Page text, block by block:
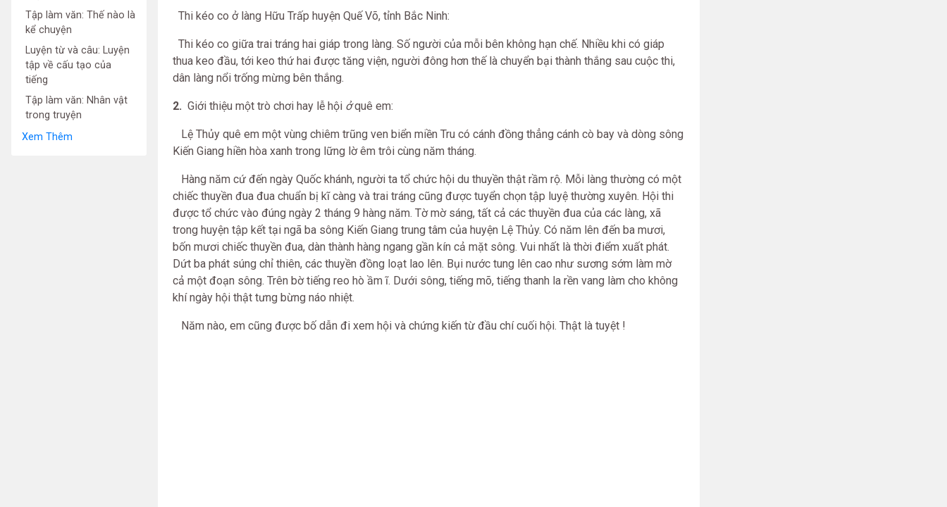
Tập làm văn: Thế nào là
kể chuyện
Luyện từ và câu: Luyện
tập về cấu tạo của
tiếng
Tập làm văn: Nhân vật
trong truyện
Xem Thêm
Thi kéo co ở làng Hữu Trấp huyện Quế Võ, tỉnh Bắc Ninh:
Thi kéo co giữa trai tráng hai giáp trong làng. Số người của mỗi bên không hạn chế. Nhiều khi có giáp
thua keo đầu, tới keo thứ hai được tăng viện, người đông hơn thế là chuyển bại thành thắng sau cuộc thi,
dân làng nổi trống mừng bên thắng.
2. Giới thiệu một trò chơi hay lễ hội ởquê em:
Lệ Thủy quê em một vùng chiêm trũng ven biển miền Tru có cánh đồng thẳng cánh cò bay và dòng sông
Kiến Giang hiền hòa xanh trong lững lờ êm trôi cùng năm tháng.
Hàng năm cứ đến ngày Quốc khánh, người ta tổ chức hội du thuyền thật rầm rộ. Mỗi làng thường có một
chiếc thuyền đua đua chuẩn bị kĩ càng và trai tráng cũng được tuyển chọn tập luyệ thường xuyên. Hội thi
được tổ chức vào đúng ngày 2 tháng 9 hàng năm. Tờ mờ sáng, tất cả các thuyền đua của các làng, xã
trong huyện tập kết tại ngã ba sông Kiến Giang trung tâm của huyện Lệ Thủy. Có năm lên đến ba mươi,
bốn mươi chiếc thuyền đua, dàn thành hàng ngang gần kín cả mặt sông. Vui nhất là thời điểm xuất phát.
Dứt ba phát súng chỉ thiên, các thuyền đồng loạt lao lên. Bụi nước tung lên cao như sương sớm làm mờ
cả một đoạn sông. Trên bờ tiếng reo hò ầm ĩ. Dưới sông, tiếng mõ, tiếng thanh la rền vang làm cho không
khí ngày hội thật tưng bừng náo nhiệt.
Năm nào, em cũng được bố dẫn đi xem hội và chứng kiến từ đầu chí cuối hội. Thật là tuyệt !